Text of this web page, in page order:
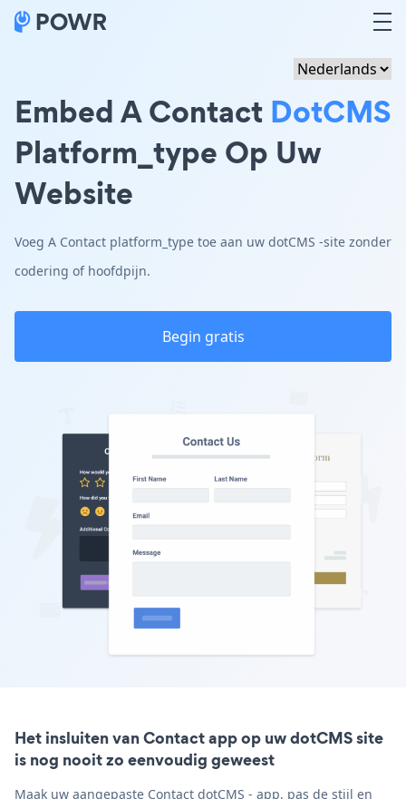
Embed A Contact DotCMS
Platform_type Op Uw
Website
Voeg A Contact platform_type toe aan uw dotCMS -site zonder
codering of hoofdpijn.
Begin gratis
Het insluiten van Contact app op uw dotCMS site
is nog nooit zo eenvoudig geweest
Maak uw aangepaste Contact dotCMS - app, pas de stijl en